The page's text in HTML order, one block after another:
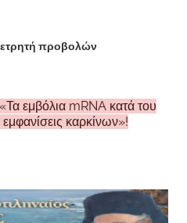
προβολών
εμβόλια mRNA κατά του
καρκίνων»!